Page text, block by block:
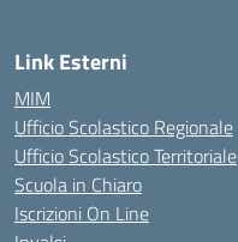
Link Esterni
MIM
Ufficio Scolastico Regionale
Ufficio Scolastico Territoriale
Scuola in Chiaro
Iscrizioni On Line